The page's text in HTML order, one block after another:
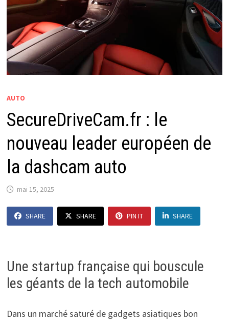
AUTO
SecureDriveCam.fr : le
nouveau leader européen de
la dashcam auto
mai 15, 2025
SHARE SHARE PIN IT SHARE
Une startup française qui bouscule
les géants de la tech automobile
Dans un marché saturé de gadgets asiatiques bon